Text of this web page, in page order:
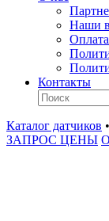
Наши
Контакты
Каталог датчиков •
ЗАПРОС ЦЕНЫ